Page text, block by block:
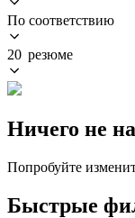
По соответствию
20 резюме
Ничего не
Попробуйте
Быстрые